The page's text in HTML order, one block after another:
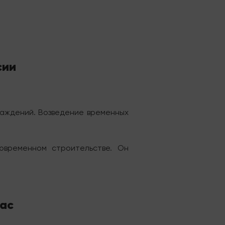
Возведение временных
строительстве. Он